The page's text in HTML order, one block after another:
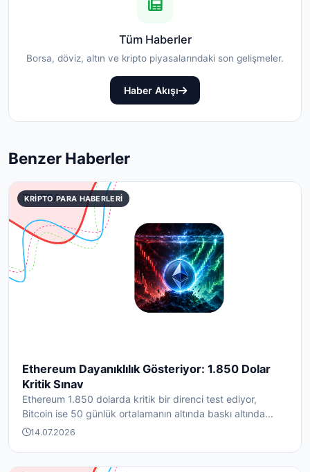
Tüm Haberler
Borsa, döviz, altın ve kripto piyasalarındaki son gelişmeler.
Haber Akışı
Benzer Haberler
KRIPTO PARA HABERLERI
Ethereum Dayanıklılık Gösteriyor: 1.850 Dolar
Kritik Sınav
Ethereum 1.850 dolarda kritik bir direnci test ediyor,
Bitcoin ise 50 günlük ortalamanın altında baskı altında...
14.07.2026